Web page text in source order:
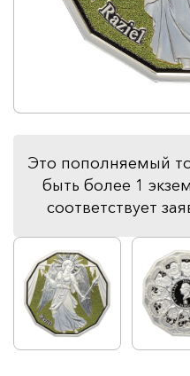
Это пополняемый
быть более 1
соответствует